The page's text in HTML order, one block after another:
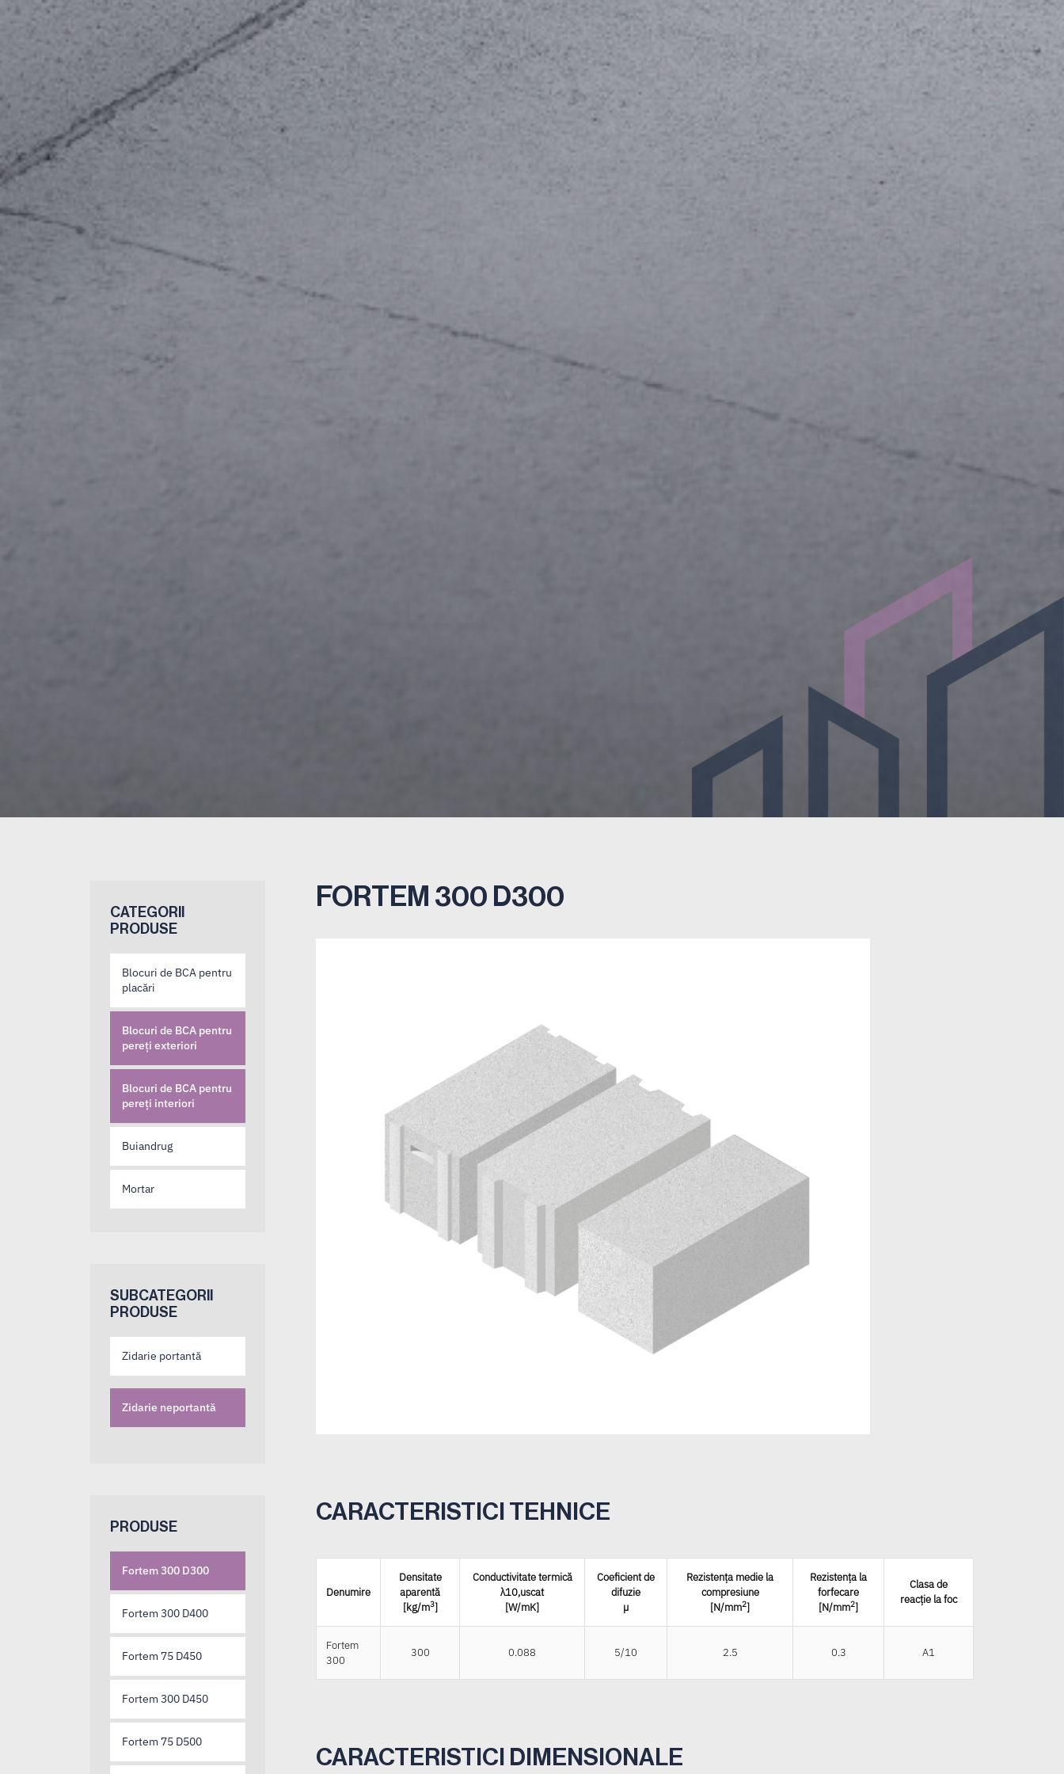
CATEGORII
PRODUSE
Blocuri de BCA pentru
placări
Blocuri de BCA pentru
pereți exteriori
Blocuri de BCA pentru
pereți interiori
Buiandrug
Mortar
SUBCATEGORII
PRODUSE
Zidarie portantă
Zidarie neportantă
PRODUSE
Fortem 300 D300
Fortem 300 D400
Fortem 75 D450
Fortem 300 D450
Fortem 75 D500
FORTEM 300 D300
CARACTERISTICI TEHNICE
Denumire
Densitate
aparentă
[kg/m3]
Conductivitate termică
λ10,uscat
[W/mK]
Coeficient de
difuzie
µ
Rezistența medie la
compresiune
[N/mm2]
Rezistența la
forfecare
[N/mm2]
Clasa de
reacție la foc
Fortem
300
300 0.088 5/10 2.5 0.3 A1
CARACTERISTICI DIMENSIONALE